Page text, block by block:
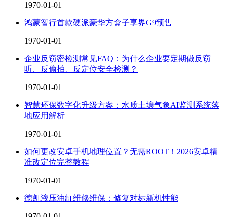
1970-01-01
鸿蒙智行首款硬派豪华方盒子享界G9预售
1970-01-01
企业反窃密检测常见FAQ：为什么企业要定期做反窃
听、反偷拍、反定位安全检测？
1970-01-01
智慧环保数字化升级方案：水质土壤气象AI监测系统落
地应用解析
1970-01-01
如何更改安卓手机地理位置？无需ROOT！2026安卓精
准改定位完整教程
1970-01-01
德凯液压油缸维修维保：修复对标新机性能